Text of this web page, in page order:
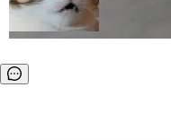
代码检索手段（如关键词匹
在语法层面完成文本定位，
理解大规模代码仓时面临显
短剧部门，有互联网大厂背
调整期间，部门三次通知全
数据。2024年9月3日下午4